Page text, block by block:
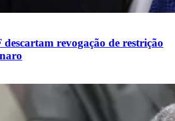
revogação de restrição